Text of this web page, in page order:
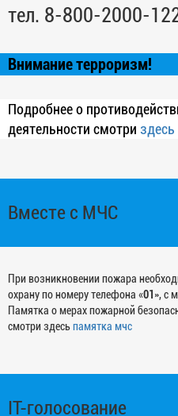
тел. 8-800-2000-
Внимание терроризм!
Подробнее о
деятельности смотри здесь
Вместе с МЧС
При возникновении пожара
охрану по номеру телефона «01 », с
Памятка о мерах пожарной
смотри здесьпамятка мчс
IT-голосование